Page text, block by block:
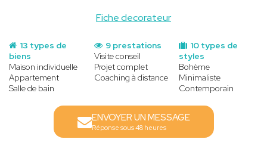
Fiche decorateur
13 types de
biens
Maison individuelle
Appartement
Salle de bain
10 types de
styles
Bohème
Minimaliste
Contemporain
9 prestations
Visite conseil
Projet complet
Coaching à distance
ENVOYER UN MESSAGE
Réponse sous 48 heures